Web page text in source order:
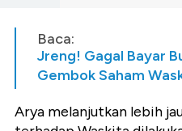
Baca:
Jreng! Gagal Bayar
Gembok Saham
Arya melanjutkan lebih